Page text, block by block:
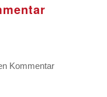
Kommentar